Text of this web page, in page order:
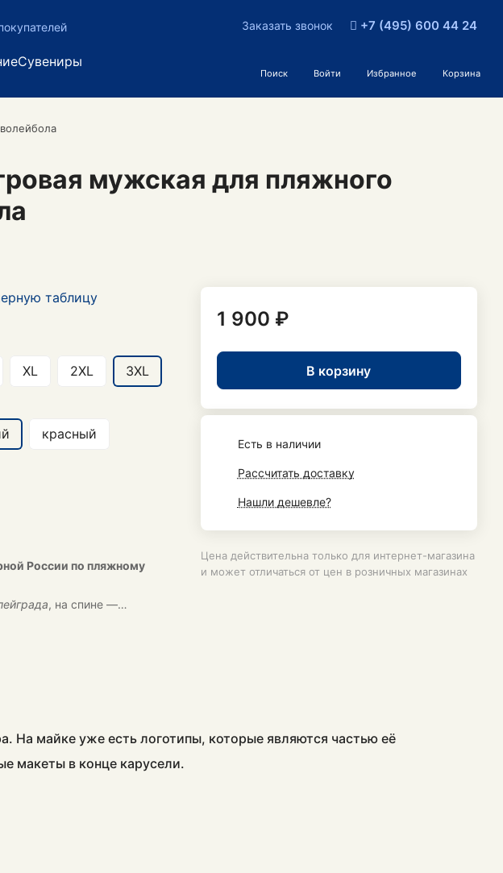
Сувениры
Заказать звонок +7 (495) 600 44 24
Поиск Войти Избранное Корзина
мужская для пляжного
таблицу
XL 2XL 3XL
красный
России по пляжному
, на спине —
1 900 ₽
В корзину
Есть в наличии
Рассчитать доставку
Нашли дешевле?
Цена действительна только для интернет-магазина
и может отличаться от цен в розничных магазинах
На майке уже есть логотипы, которые являются частью её
макеты в конце карусели.